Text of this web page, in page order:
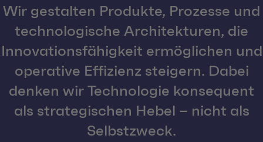
Wir gestalten Produkte, Prozesse und
technologische Architekturen, die
Innovationsfähigkeit ermöglichen und
operative Effizienz steigern. Dabei
denken wir Technologie konsequent
als strategischen Hebel – nicht als
Selbstzweck.